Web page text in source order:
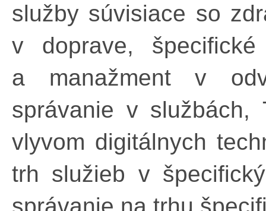
služby súvisiace so
v doprave,
a manažment v
správanie v službách,
vlyvom digitálnych
trh služieb v